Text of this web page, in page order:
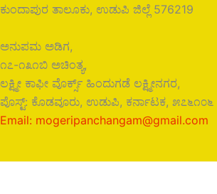
ಕುಂದಾಪುರ ತಾಲೂಕು, ಉಡುಪಿ ಜಿಲ್ಲೆ 576219
ಅನುಪಮ ಅಡಿಗ,
೧೭-೧೩೧ಬಿ ಅಚಿಂತ್ಯ,
ಲಕ್ಷ್ಮೀ ಕಾಫೀ ವೊರ್ಕ್ಸ್ ಹಿಂದುಗಡೆ ಲಕ್ಷ್ಮೀನಗರ,
ಪೊಸ್ಟ್: ಕೊಡವೂರು, ಉಡುಪಿ, ಕರ್ನಾಟಕ, ೫೭೬೧೦೬
Email: mogeripanchangam@gmail.com